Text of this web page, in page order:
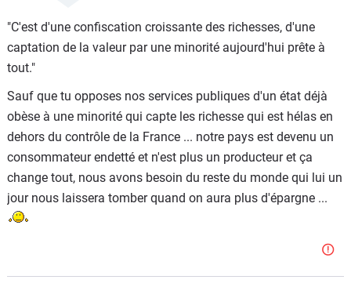
en cours dans le Gers, cf. éducation nationale...).
La priorité des priorités reste quand même d'assurer le
niveau de vie de la génération 1945-1960 et quelques,
faudrait pas devoir vendre le bateau, la résidence
secondaire ou le camping-car quand même, la pauvreté
c'est pour les jeunes, pas pour eux
"C'est d'une confiscation croissante des richesses, d'une
captation de la valeur par une minorité aujourd'hui prête à
tout."
Sauf que tu opposes nos services publiques d'un état déjà
obèse à une minorité qui capte les richesse qui est hélas en
dehors du contrôle de la France ... notre pays est devenu un
consommateur endetté et n'est plus un producteur et ça
change tout, nous avons besoin du reste du monde qui lui un
jour nous laissera tomber quand on aura plus d'épargne ...